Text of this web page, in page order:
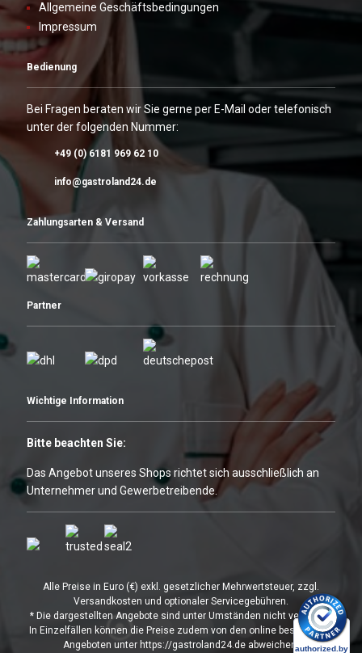
Allgemeine Geschäftsbedingungen
Impressum
Bedienung
Bei Fragen beraten wir Sie gerne per E-Mail oder telefonisch
unter der folgenden Nummer:
+49 (0) 6181 969 62 10
info@gastroland24.de
Zahlungsarten & Versand
Partner
Wichtige Information
Bitte beachten Sie:
Das Angebot unseres Shops richtet sich ausschließlich an
Unternehmer und Gewerbetreibende.
Alle Preise in Euro (€) exkl. gesetzlicher Mehrwertsteuer, zzgl.
Versandkosten und optionaler Servicegebühren.
* Die dargestellten Angebote sind unter Umständen nicht verfügbar.
In Einzelfällen können die Preise zudem von den online bestellbaren
Angeboten unter https://gastroland24.de abweichen.